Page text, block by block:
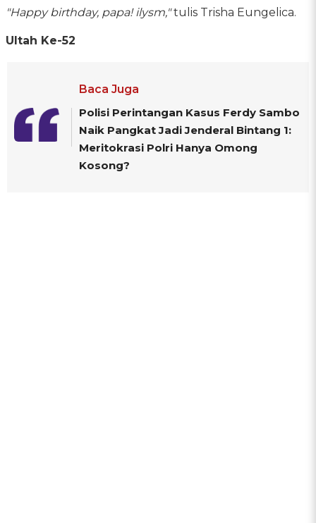
"Happy birthday, papa! ilysm,"tulis Trisha Eungelica.
Ultah Ke-52
Baca Juga
Polisi Perintangan Kasus Ferdy Sambo
Naik Pangkat Jadi Jenderal Bintang 1:
Meritokrasi Polri Hanya Omong
Kosong?